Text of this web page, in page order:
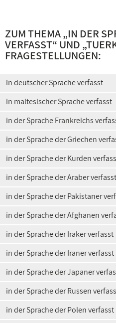
ZUM THEMA „IN DER
VERFASST“ UND „
FRAGESTELLUNGEN:
in deutscher Sprache verfasst
in maltesischer Sprache verfasst
in der Sprache Frankreichs
in der Sprache der Griechen
in der Sprache der Kurden
in der Sprache der Araber verfasst
in der Sprache der Pakistaner
in der Sprache der Afghanen
in der Sprache der Iraker verfasst
in der Sprache der Iraner verfasst
in der Sprache der Japaner
in der Sprache der Russen
in der Sprache der Polen verfasst